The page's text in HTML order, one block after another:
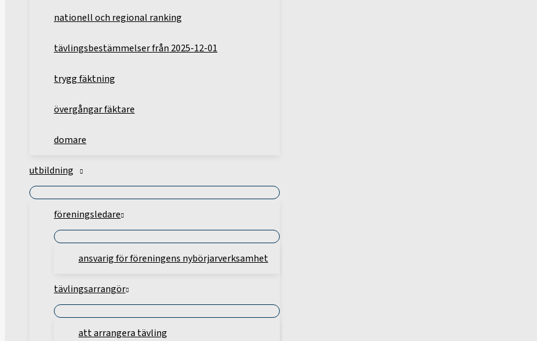
nationell och regional ranking
tävlingsbestämmelser från 2025-12-01
trygg fäktning
övergångar fäktare
domare
utbildning
föreningsledare
ansvarig för föreningens nybörjarverksamhet
tävlingsarrangör
att arrangera tävling